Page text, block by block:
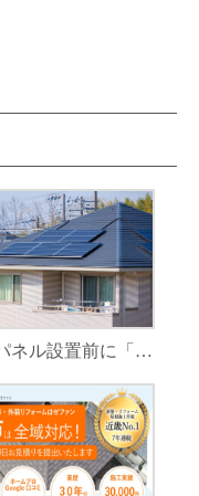
太陽光パネル設置前に「屋根カバー工法」をすべき理由！葺き替えとの違いや費用・雨漏り対策をプロが解説